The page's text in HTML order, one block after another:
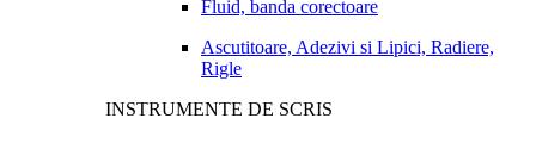
Fluid, banda corectoare
Ascutitoare, Adezivi si Lipici, Radiere,
Rigle
INSTRUMENTE DE SCRIS